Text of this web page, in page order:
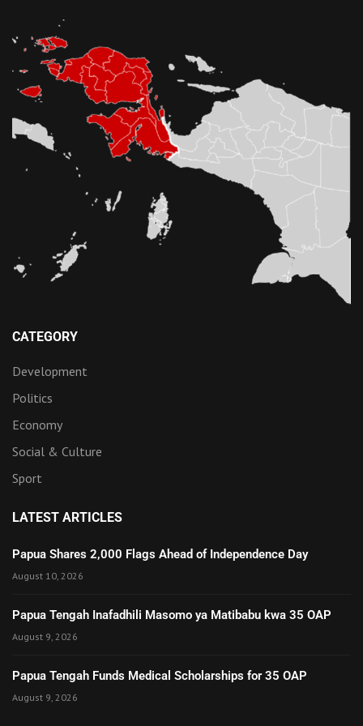
CATEGORY
Development
Politics
Economy
Social & Culture
Sport
LATEST ARTICLES
Papua Shares 2,000 Flags Ahead of Independence Day
August 10, 2026
Papua Tengah Inafadhili Masomo ya Matibabu kwa 35 OAP
August 9, 2026
Papua Tengah Funds Medical Scholarships for 35 OAP
August 9, 2026